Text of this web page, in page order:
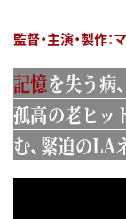
監督・主演・製作：
記憶を失う病
孤高の老ヒッ
む、緊迫のLA